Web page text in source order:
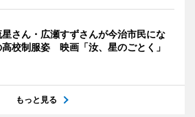
さん・広瀬すずさんが今治市民にな
高校制服姿 映画「汝、星のごとく」
もっと見る